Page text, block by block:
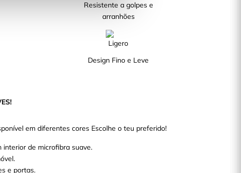
Resistente a golpes e
arranhões
Design Fino e Leve
em diferentes cores Escolhe o teu preferido!
interior de microfibra suave.
e portas.